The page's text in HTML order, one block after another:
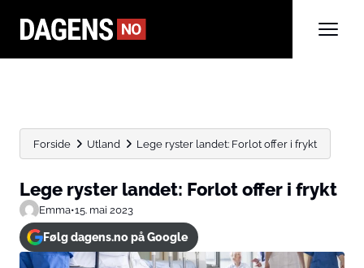
Forside Utland Lege ryster landet: Forlot offer i frykt
Lege ryster landet: Forlot offer i frykt
Emma•15. mai 2023
Følg dagens.no på Google